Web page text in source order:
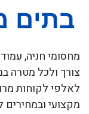
מחסומי חניה,
צורך ולכל מטרה
לאלפי לקוחות
מקצועי ובמחירים